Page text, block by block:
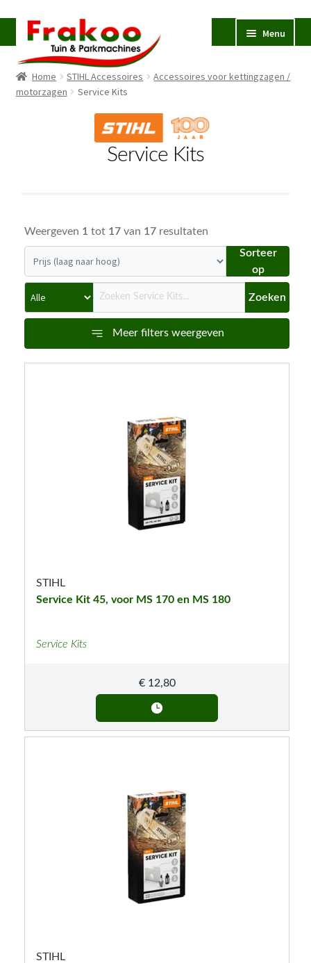
Ga
door
naar
navigatie
Ga
naar
de
inhoud
Menu
Homepage
Home STIHL Accessoires
Accessoires voor kettingzagen /
motorzagen
Service Kits
Service Kits
Weergeven 1 tot 17van 17resultaten
Sorteer
op
Zoeken
Meer filters weergeven
STIHL
Service Kit 45, voor MS 170 en MS 180
Service Kits
€12,80
STIHL